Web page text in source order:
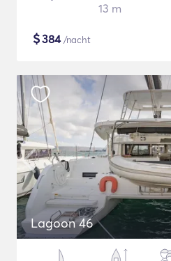
13 m
$384/nacht
Lagoon 46